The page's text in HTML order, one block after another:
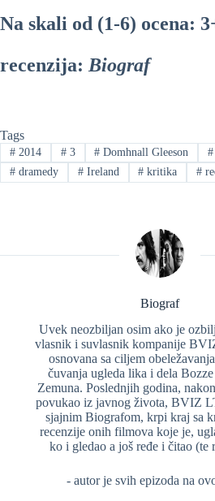
Na skali od (1-6) ocena:
recenzija: Biograf
Tags
#2014 #3 # Domhnall Gleeson #
#dramedy #Ireland # kritika #
Biograf
Uvek neozbiljan osim ako je
vlasnik i suvlasnik kompanije
osnovana sa ciljem
čuvanja ugleda lika i dela
Zemuna. Poslednjih godina,
povukao iz javnog života, BVIZ
sjajnim Biografom, krpi kraj sa
recenzije onih filmova koje je,
ko i gledao a još ređe i čitao (te
- autor je svih epizoda na